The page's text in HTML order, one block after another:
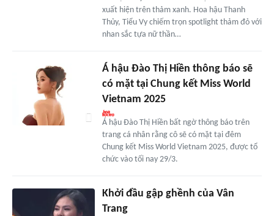
xuất hiện trên thảm xanh. Hoa hậu Thanh
Thủy, Tiểu Vy chiếm trọn spotlight thảm đỏ với
nhan sắc tựa nữ thần…
Á hậu Đào Thị Hiền thông báo sẽ
có mặt tại Chung kết Miss World
Vietnam 2025
Á hậu Đào Thị Hiền bất ngờ thông báo trên
trang cá nhân rằng cô sẽ có mặt tại đêm
Chung kết Miss World Vietnam 2025, được tổ
chức vào tối nay 29/3.
Khởi đầu gập ghềnh của Vân
Trang